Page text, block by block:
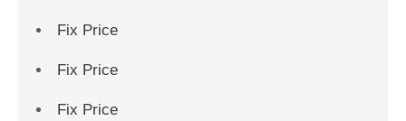
Fix Price
Fix Price
Fix Price